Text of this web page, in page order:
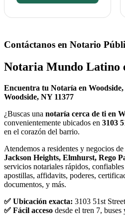
Contáctanos en Notario
Notaria Mundo Latino
Encuentra tu Notaría en Woodside,
Woodside, NY 11377
¿Buscas una notaría cerca de ti en
convenientemente ubicados en 3103
en el corazón del barrio.
Atendemos a residentes y negocios de
Jackson Heights, Elmhurst, Rego
servicios notariales rápidos,
apostillas, affidavits, poderes,
documentos, y más.
✅ Ubicación exacta: 3103 51st
✅ Fácil acceso desde el tren 7,